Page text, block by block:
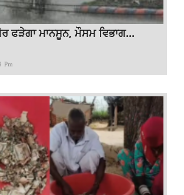
ਫੜੇਗਾ ਮਾਨਸੂਨ, ਮੌਸਮ ਵਿਭਾਗ...
Pm